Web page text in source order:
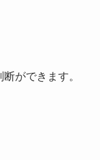
ができます。